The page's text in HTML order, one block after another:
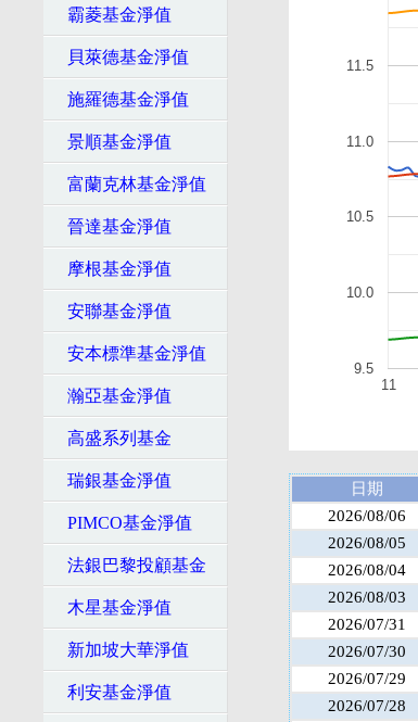
霸菱基金淨值
貝萊德基金淨值
施羅德基金淨值
景順基金淨值
富蘭克林基金淨值
晉達基金淨值
摩根基金淨值
安聯基金淨值
安本標準基金淨值
瀚亞基金淨值
高盛系列基金
瑞銀基金淨值
PIMCO基金淨值
法銀巴黎投顧基金
木星基金淨值
新加坡大華淨值
利安基金淨值
11
9.5
10.0
10.5
11.0
11.5
日期
2026/08/06
2026/08/05
2026/08/04
2026/08/03
2026/07/31
2026/07/30
2026/07/29
2026/07/28